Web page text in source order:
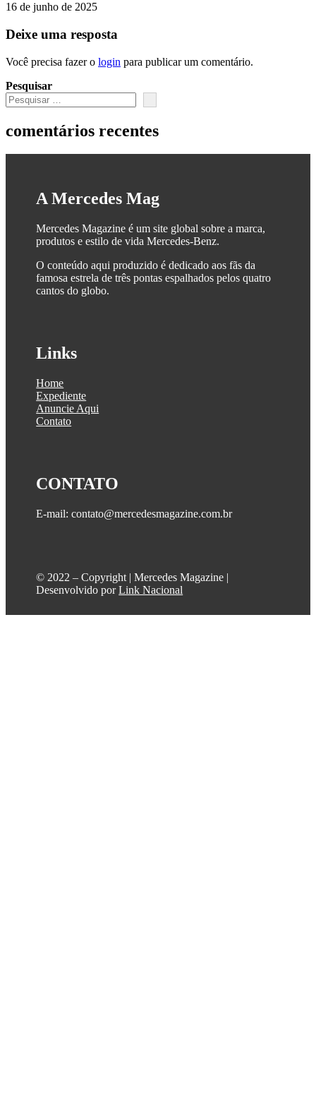
16 de junho de 2025
Deixe uma resposta
Você precisa fazer o login para publicar um comentário.
Pesquisar
comentários recentes
A Mercedes Mag
Mercedes Magazine é um site global sobre a marca,
produtos e estilo de vida Mercedes-Benz.
O conteúdo aqui produzido é dedicado aos fãs da
famosa estrela de três pontas espalhados pelos quatro
cantos do globo.
Links
Home
Expediente
Anuncie Aqui
Contato
CONTATO
E-mail: contato@mercedesmagazine.com.br
©️ 2022 – Copyright | Mercedes Magazine |
Desenvolvido porLink Nacional